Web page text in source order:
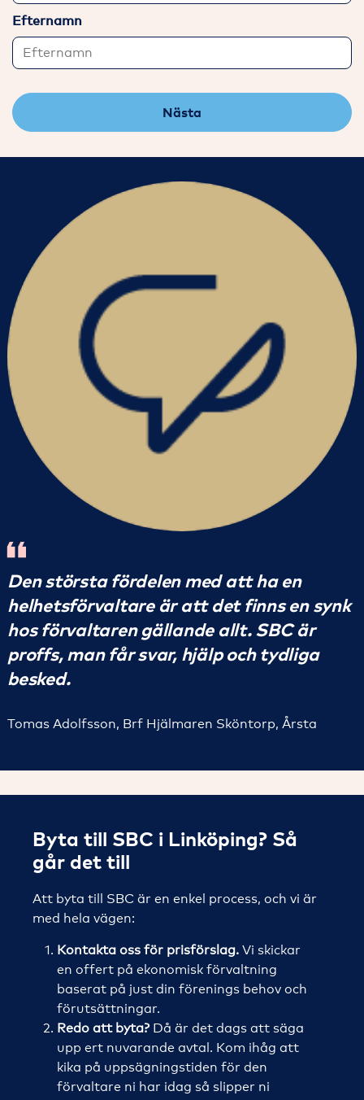
Efternamn
Den största fördelen med att ha en
helhetsförvaltare är att det finns en synk
hos förvaltaren gällande allt. SBC är
proffs, man får svar, hjälp och tydliga
besked.
Tomas Adolfsson, Brf Hjälmaren Sköntorp, Årsta
Byta till SBC i Linköping? Så
går det till
Att byta till SBC är en enkel process, och vi är
med hela vägen:
Kontakta oss för prisförslag. Vi skickar
en offert på ekonomisk förvaltning
baserat på just din förenings behov och
förutsättningar.
Redo att byta? Då är det dags att säga
upp ert nuvarande avtal. Kom ihåg att
kika på uppsägningstiden för den
förvaltare ni har idag så slipper ni